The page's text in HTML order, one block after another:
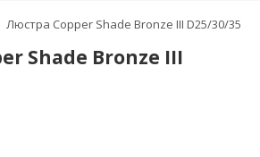
Люстра Copper Shade Bronze III D25/30/35
Shade Bronze III